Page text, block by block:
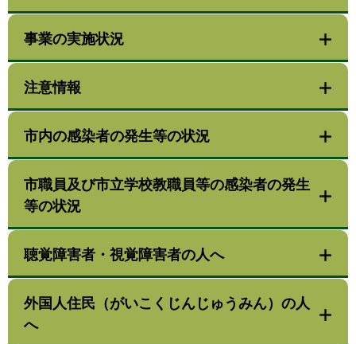
事業の実施状況
注意情報
市内の感染者の発生等の状況
市職員及び市立学校教職員等の感染者の発生
等の状況
聴覚障害者・視覚障害者の人へ
外国人住民（がいこくじんじゅうみん）の人
へ